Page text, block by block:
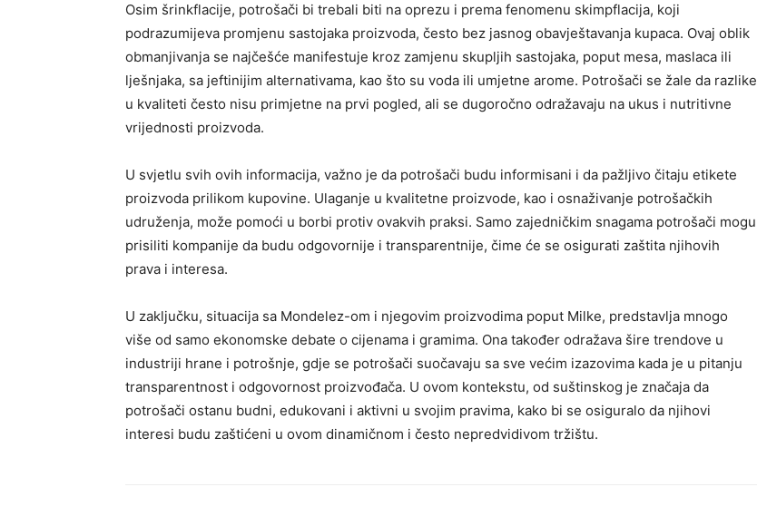
Osim šrinkflacije, potrošači bi trebali biti na oprezu i prema fenomenu skimpflacija, koji
podrazumijeva promjenu sastojaka proizvoda, često bez jasnog obavještavanja kupaca. Ovaj oblik
obmanjivanja se najčešće manifestuje kroz zamjenu skupljih sastojaka, poput mesa, maslaca ili
lješnjaka, sa jeftinijim alternativama, kao što su voda ili umjetne arome. Potrošači se žale da razlike
u kvaliteti često nisu primjetne na prvi pogled, ali se dugoročno odražavaju na ukus i nutritivne
vrijednosti proizvoda.
U svjetlu svih ovih informacija, važno je da potrošači budu informisani i da pažljivo čitaju etikete
proizvoda prilikom kupovine. Ulaganje u kvalitetne proizvode, kao i osnaživanje potrošačkih
udruženja, može pomoći u borbi protiv ovakvih praksi. Samo zajedničkim snagama potrošači mogu
prisiliti kompanije da budu odgovornije i transparentnije, čime će se osigurati zaštita njihovih
prava i interesa.
U zaključku, situacija sa Mondelez-om i njegovim proizvodima poput Milke, predstavlja mnogo
više od samo ekonomske debate o cijenama i gramima. Ona također odražava šire trendove u
industriji hrane i potrošnje, gdje se potrošači suočavaju sa sve većim izazovima kada je u pitanju
transparentnost i odgovornost proizvođača. U ovom kontekstu, od suštinskog je značaja da
potrošači ostanu budni, edukovani i aktivni u svojim pravima, kako bi se osiguralo da njihovi
interesi budu zaštićeni u ovom dinamičnom i često nepredvidivom tržištu.